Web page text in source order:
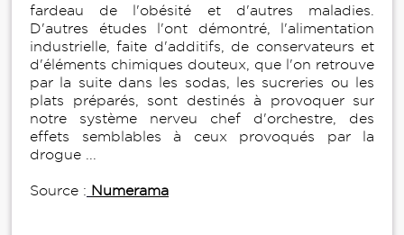
fardeau de l'obésité et d'autres maladies.
D'autres études l'ont démontré, l'alimentation
industrielle, faite d'additifs, de conservateurs et
d'éléments chimiques douteux, que l'on retrouve
par la suite dans les sodas, les sucreries ou les
plats préparés, sont destinés à provoquer sur
notre système nerveu chef d'orchestre, des
effets semblables à ceux provoqués par la
drogue ...
Source : Numerama